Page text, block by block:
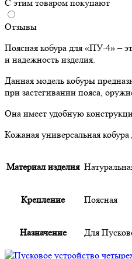
С этим товаром покупают
Отзывы
Поясная кобура для «ПУ-4» –
и надежность изделия.
Данная модель кобуры
при застегивании пояса,
Она имеет удобную
Кожаная универсальная
Материал изделия
Крепление Поясная
Назначение Для